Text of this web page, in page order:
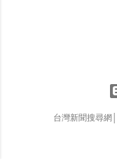
台灣新聞搜尋網